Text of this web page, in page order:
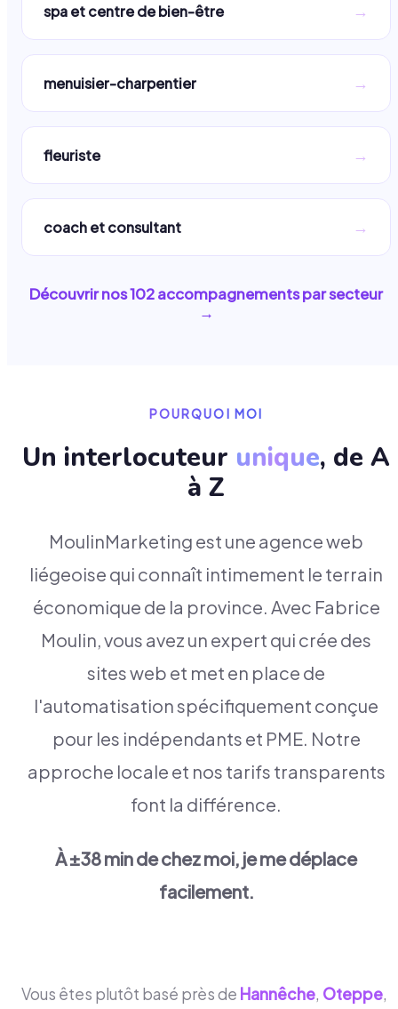
spa et centre de bien-être →
menuisier-charpentier →
fleuriste →
coach et consultant →
Découvrir nos102accompagnements par secteur
→
POURQUOI MOI
Un interlocuteur unique, de A
à Z
MoulinMarketing est une agence web
liégeoise qui connaît intimement le terrain
économique de la province. Avec Fabrice
Moulin, vous avez un expert qui crée des
sites web et met en place de
l'automatisation spécifiquement conçue
pour les indépendants et PME. Notre
approche locale et nos tarifs transparents
font la différence.
À ±38 min de chez moi, je me déplace
facilement.
Vous êtes plutôt basé près de Hannêche, Oteppe,